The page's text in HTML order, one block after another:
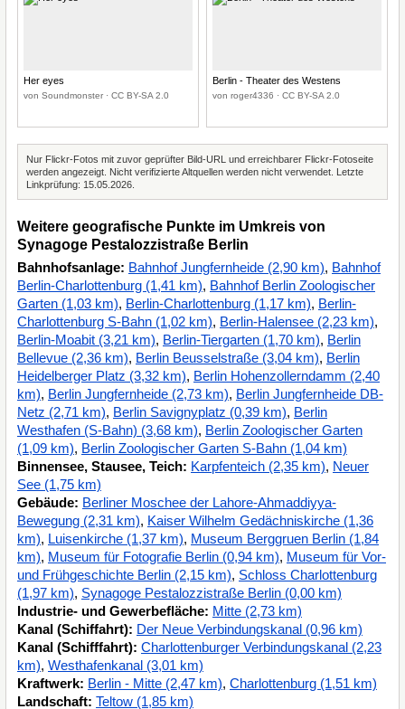
Her eyes
von Soundmonster · CC BY-SA 2.0
Berlin - Theater des Westens
von roger4336 · CC BY-SA 2.0
Nur Flickr-Fotos mit zuvor geprüfter Bild-URL und erreichbarer Flickr-Fotoseite
werden angezeigt. Nicht verifizierte Altquellen werden nicht verwendet. Letzte
Linkprüfung: 15.05.2026.
Weitere geografische Punkte im Umkreis von
Synagoge Pestalozzistraße Berlin
Bahnhofsanlage: Bahnhof Jungfernheide (2,90 km), Bahnhof
Berlin-Charlottenburg (1,41 km), Bahnhof Berlin Zoologischer
Garten (1,03 km), Berlin-Charlottenburg (1,17 km), Berlin-
Charlottenburg S-Bahn (1,02 km), Berlin-Halensee (2,23 km),
Berlin-Moabit (3,21 km), Berlin-Tiergarten (1,70 km), Berlin
Bellevue (2,36 km), Berlin Beusselstraße (3,04 km), Berlin
Heidelberger Platz (3,32 km), Berlin Hohenzollerndamm (2,40
km), Berlin Jungfernheide (2,73 km), Berlin Jungfernheide DB-
Netz (2,71 km), Berlin Savignyplatz (0,39 km), Berlin
Westhafen (S-Bahn) (3,68 km), Berlin Zoologischer Garten
(1,09 km), Berlin Zoologischer Garten S-Bahn (1,04 km)
Binnensee, Stausee, Teich: Karpfenteich (2,35 km), Neuer
See (1,75 km)
Gebäude: Berliner Moschee der Lahore-Ahmaddiyya-
Bewegung (2,31 km), Kaiser Wilhelm Gedächniskirche (1,36
km), Luisenkirche (1,37 km), Museum Berggruen Berlin (1,84
km), Museum für Fotografie Berlin (0,94 km), Museum für Vor-
und Frühgeschichte Berlin (2,15 km), Schloss Charlottenburg
(1,97 km), Synagoge Pestalozzistraße Berlin (0,00 km)
Industrie- und Gewerbefläche: Mitte (2,73 km)
Kanal (Schiffahrt): Der Neue Verbindungskanal (0,96 km)
Kanal (Schifffahrt): Charlottenburger Verbindungskanal (2,23
km), Westhafenkanal (3,01 km)
Kraftwerk: Berlin - Mitte (2,47 km), Charlottenburg (1,51 km)
Landschaft: Teltow (1,85 km)